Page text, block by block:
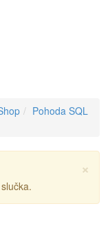
Pohoda SQL
×